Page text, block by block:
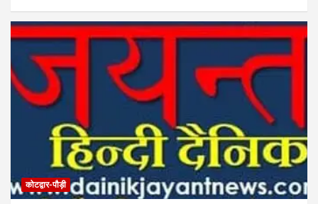
कोटद्वार-पौड़ी